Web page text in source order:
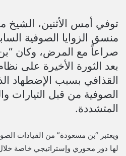
توفي أمس الأثنين، الشيخ
منسق الزوايا الصوفية
صراعاً مع المرض، وكان “بن
بعد الثورة الأخيرة على
القذافي بسبب الإضطهاد
الصوفية من قبل التيارات
المتشددة.
ويعتبر “بن مسعودة” من القيادات
لها دور محوري وإستراتيجي خاصة